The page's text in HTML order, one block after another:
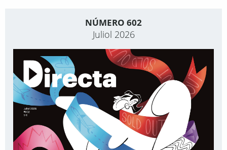
NÚMERO 602
Juliol 2026